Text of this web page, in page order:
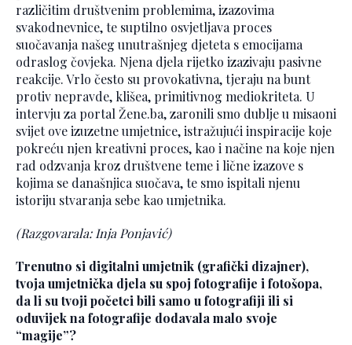
različitim društvenim problemima, izazovima
svakodnevnice, te suptilno osvjetljava proces
suočavanja našeg unutrašnjeg djeteta s emocijama
odraslog čovjeka. Njena djela rijetko izazivaju pasivne
reakcije. Vrlo često su provokativna, tjeraju na bunt
protiv nepravde, klišea, primitivnog mediokriteta. U
intervju za portal Žene.ba, zaronili smo dublje u misaoni
svijet ove izuzetne umjetnice, istražujući inspiracije koje
pokreću njen kreativni proces, kao i načine na koje njen
rad odzvanja kroz društvene teme i lične izazove s
kojima se današnjica suočava, te smo ispitali njenu
istoriju stvaranja sebe kao umjetnika.
(Razgovarala: Inja Ponjavić)
Trenutno si digitalni umjetnik (grafički dizajner),
tvoja umjetnička djela su spoj fotografije i fotošopa,
da li su tvoji početci bili samo u fotografiji ili si
oduvijek na fotografije dodavala malo svoje
“magije”?